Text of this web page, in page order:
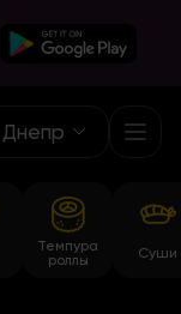
Днепр
Темпура
роллы
Суши